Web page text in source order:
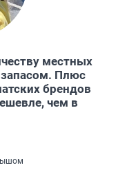
местных
запасом. Плюс
брендов
чем в